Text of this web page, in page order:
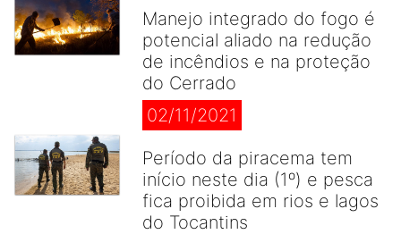
Manejo integrado do fogo é
potencial aliado na redução
de incêndios e na proteção
do Cerrado
02/11/2021
Período da piracema tem
início neste dia (1º) e pesca
fica proibida em rios e lagos
do Tocantins